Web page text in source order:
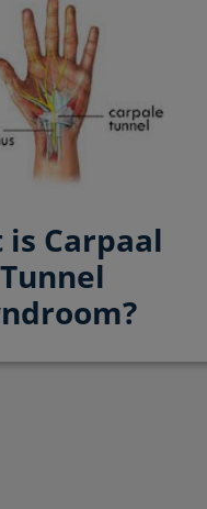
is Carpaal
Tunnel